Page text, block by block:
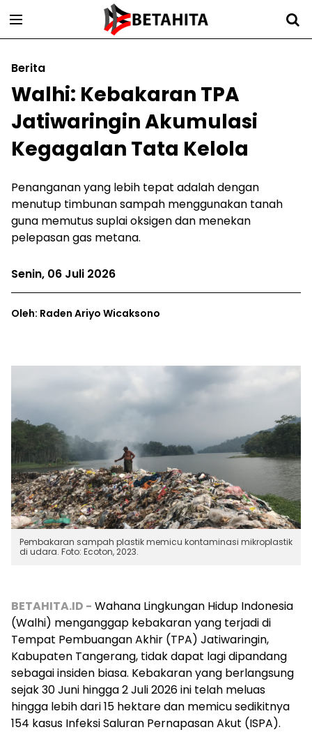
Berita
Walhi: Kebakaran TPA
Jatiwaringin Akumulasi
Kegagalan Tata Kelola
Penanganan yang lebih tepat adalah dengan
menutup timbunan sampah menggunakan tanah
guna memutus suplai oksigen dan menekan
pelepasan gas metana.
Senin, 06 Juli 2026
Oleh: Raden Ariyo Wicaksono
Pembakaran sampah plastik memicu kontaminasi mikroplastik
di udara. Foto: Ecoton, 2023.
BETAHITA.ID - Wahana Lingkungan Hidup Indonesia
(Walhi) menganggap kebakaran yang terjadi di
Tempat Pembuangan Akhir (TPA) Jatiwaringin,
Kabupaten Tangerang, tidak dapat lagi dipandang
sebagai insiden biasa. Kebakaran yang berlangsung
sejak 30 Juni hingga 2 Juli 2026 ini telah meluas
hingga lebih dari 15 hektare dan memicu sedikitnya
154 kasus Infeksi Saluran Pernapasan Akut (ISPA).